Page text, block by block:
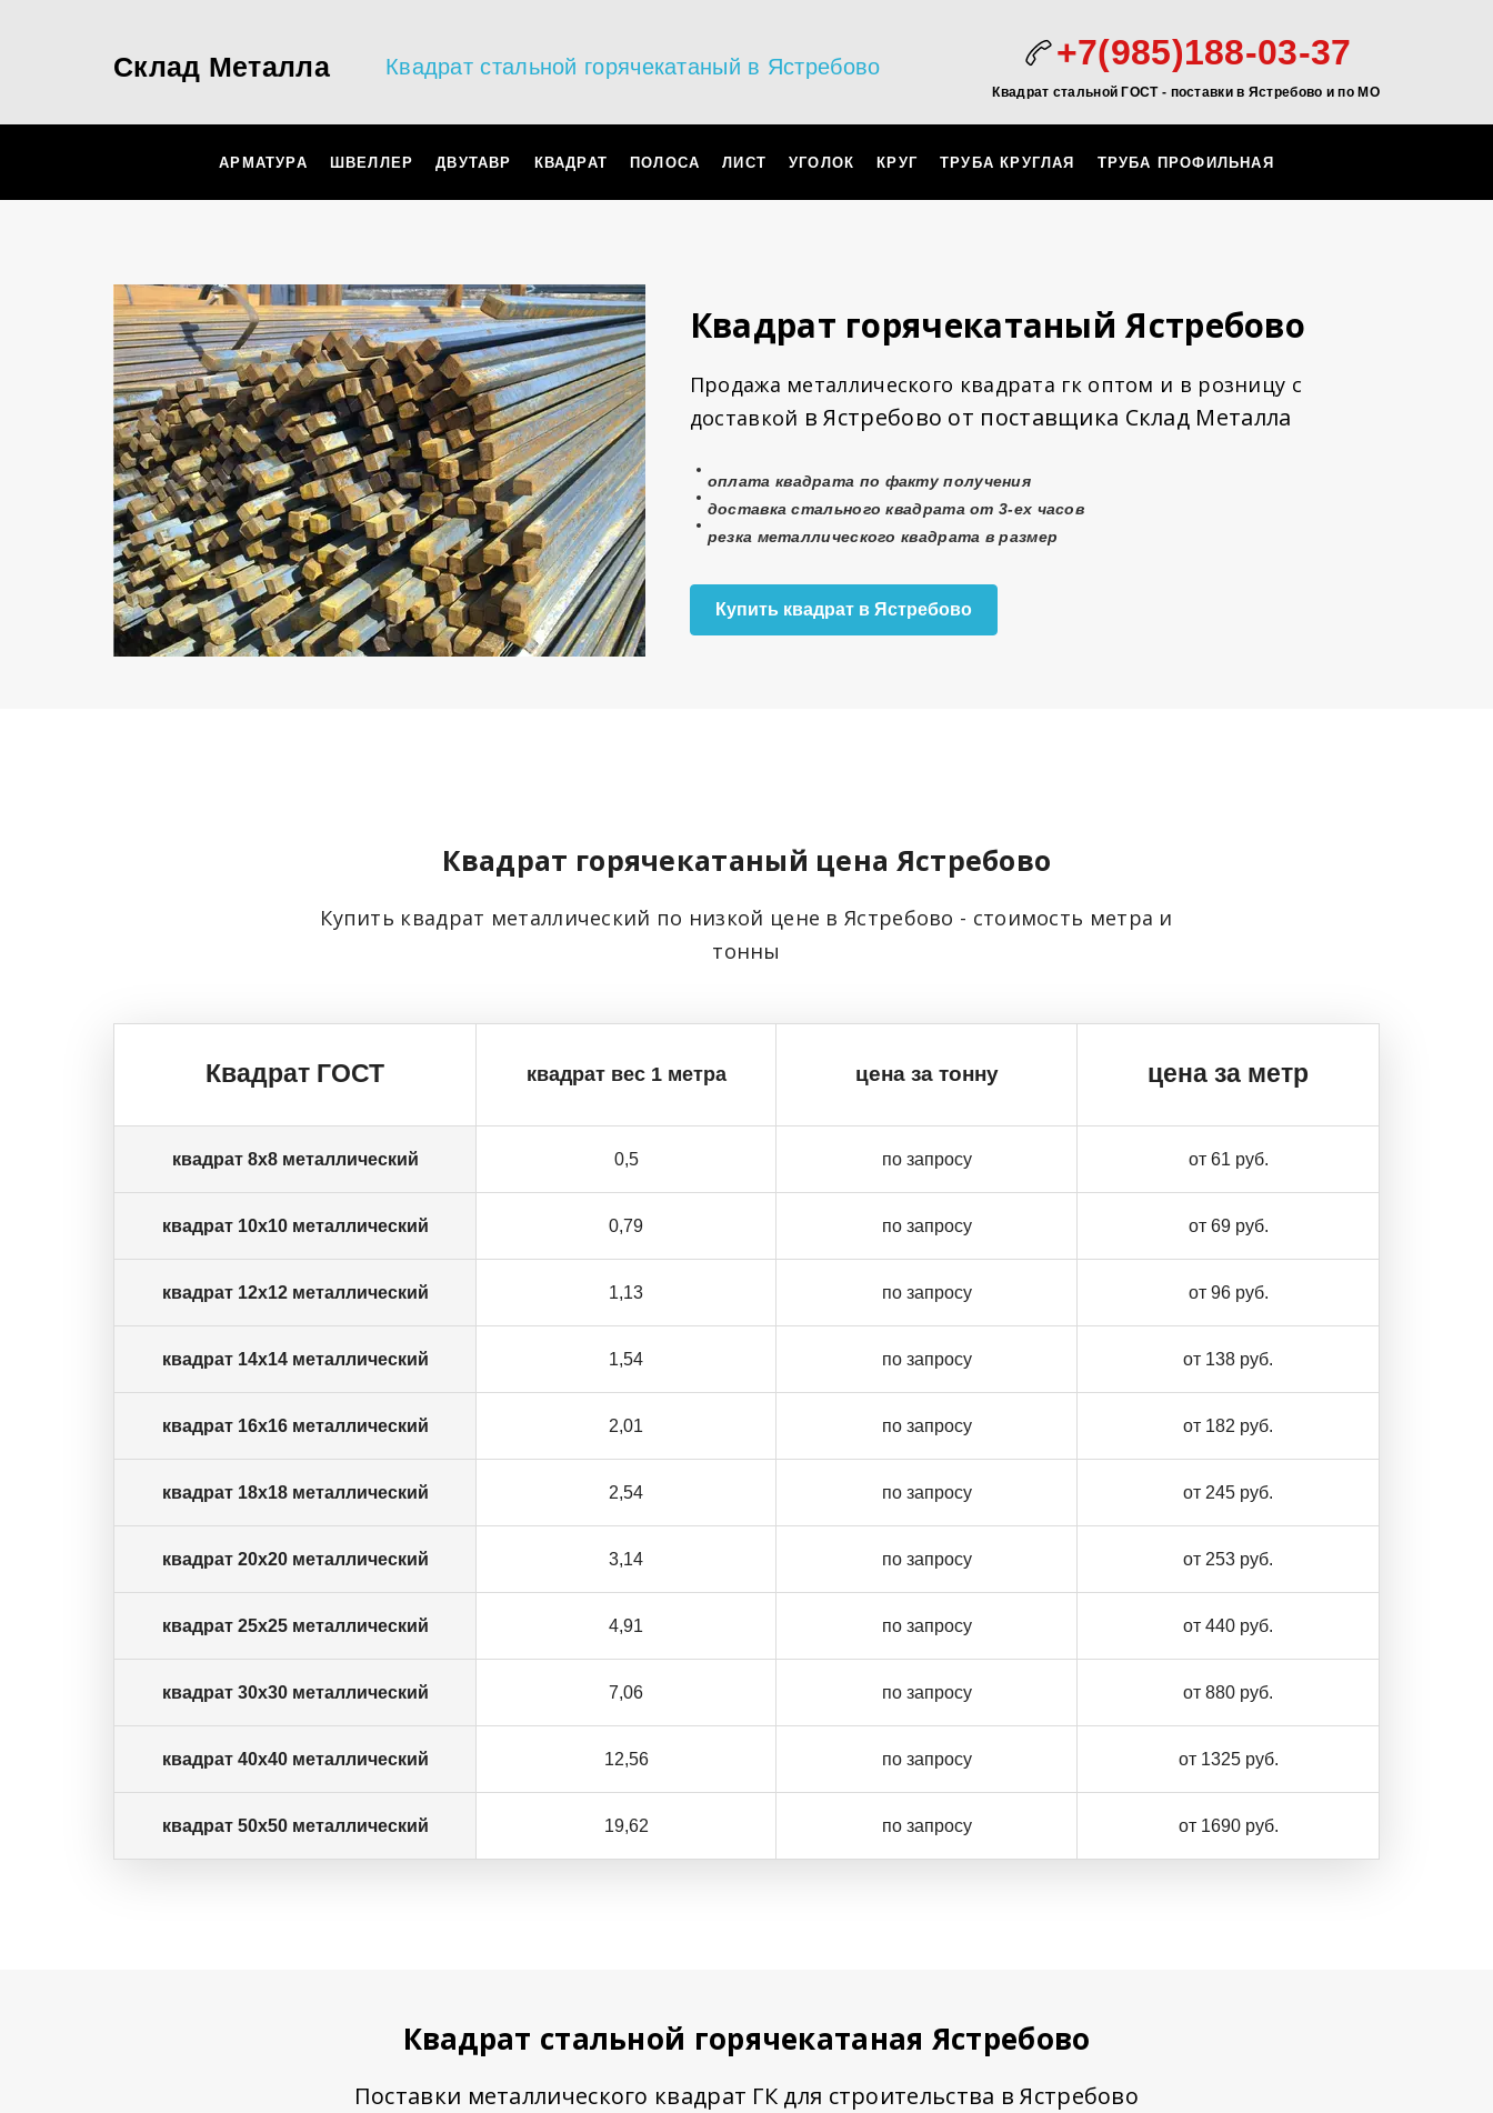
Склад Металла Квадрат стальной горячекатаный в Ястребово +7(985)188-03-37
Квадрат стальной ГОСТ - поставки в Ястребово и по МО
АРМАТУРА ШВЕЛЛЕР ДВУТАВР КВАДРАТ ПОЛОСА ЛИСТ УГОЛОК КРУГ ТРУБА КРУГЛАЯ ТРУБА ПРОФИЛЬНАЯ
Квадрат горячекатаный Ястребово
Продажа металлического квадрата гк оптом и в розницу с
доставкой в Ястребово от поставщика Склад Металла
оплата квадрата по факту получения
доставка стального квадрата от 3-ех часов
резка металлического квадрата в размер
Купить квадрат в Ястребово
Квадрат горячекатаный цена Ястребово
Купить квадрат металлический по низкой цене в Ястребово - стоимость метра и
тонны
Квадрат ГОСТ квадрат вес 1 метра цена за тонну цена за метр
квадрат 8х8 металлический 0,5 по запросу от 61 руб.
квадрат 10х10 металлический 0,79 по запросу от 69 руб.
квадрат 12х12 металлический 1,13 по запросу от 96 руб.
квадрат 14х14 металлический 1,54 по запросу от 138 руб.
квадрат 16х16 металлический 2,01 по запросу от 182 руб.
квадрат 18х18 металлический 2,54 по запросу от 245 руб.
квадрат 20х20 металлический 3,14 по запросу от 253 руб.
квадрат 25х25 металлический 4,91 по запросу от 440 руб.
квадрат 30х30 металлический 7,06 по запросу от 880 руб.
квадрат 40х40 металлический 12,56 по запросу от 1325 руб.
квадрат 50х50 металлический 19,62 по запросу от 1690 руб.
Квадрат стальной горячекатаная Ястребово
Поставки металлического квадрат ГК для строительства в Ястребово